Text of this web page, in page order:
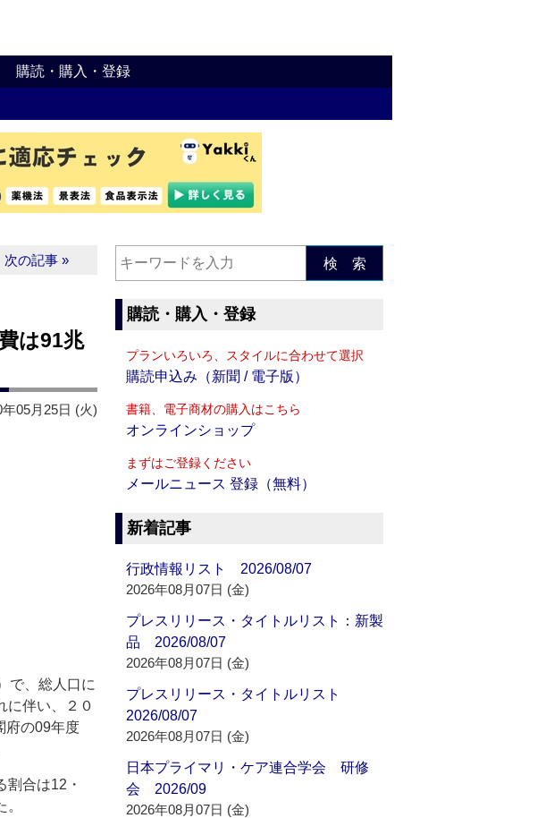
購読・購入・登録
次の記事 »
は91兆
年05月25日 (火)
で、総人口に
に伴い、２０
府の09年度
合は12・
検 索
購読・購入・登録
プランいろいろ、スタイルに合わせて選択
購読申込み（新聞 / 電子版）
書籍、電子商材の購入はこちら
オンラインショップ
まずはご登録ください
メールニュース 登録（無料）
新着記事
行政情報リスト 2026/08/07
2026年08月07日 (金)
プレスリリース・タイトルリスト：新製
品 2026/08/07
2026年08月07日 (金)
プレスリリース・タイトルリスト
2026/08/07
2026年08月07日 (金)
日本プライマリ・ケア連合学会 研修
会 2026/09
2026年08月07日 (金)